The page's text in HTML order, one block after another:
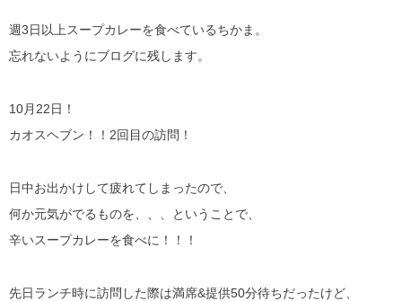
週3日以上スープカレーを食べているちかま。
忘れないようにブログに残します。
10月22日！
カオスヘブン！！2回目の訪問！
日中お出かけして疲れてしまったので、
何か元気がでるものを、、、ということで、
辛いスープカレーを食べに！！！
先日ランチ時に訪問した際は満席&提供50分待ちだったけど、